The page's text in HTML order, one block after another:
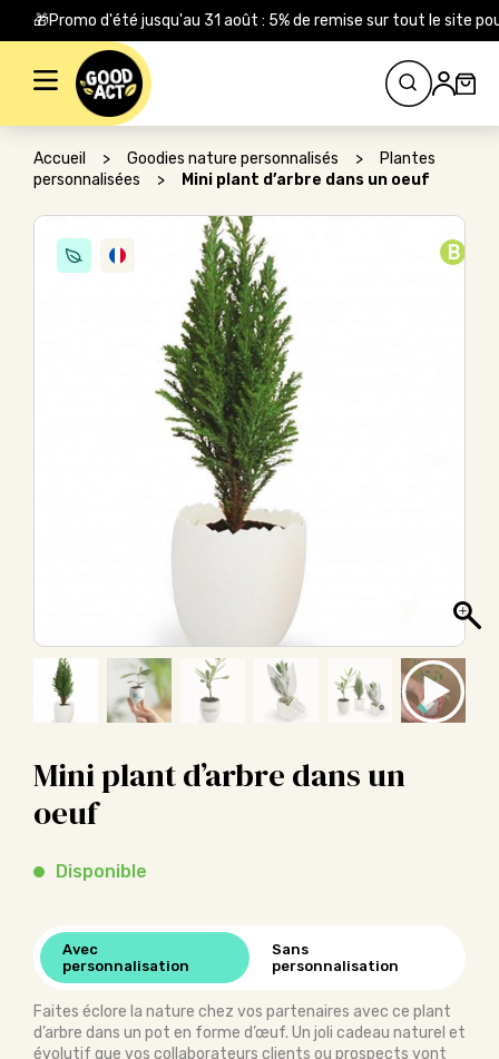
🎁Promo d'été jusqu'au 31 août : 5% de remise sur tout le site
Rechercher :
Accueil > Goodies nature personnalisés >
Plantes
personnalisées
> Mini plant d’arbre dans un oeuf
B
Mini plant d’arbre dans un
oeuf
Disponible
Avec
personnalisation
Sans
personnalisation
Faites éclore la nature chez vos partenaires avec ce plant
d’arbre dans un pot en forme d’œuf. Un joli cadeau naturel et
évolutif que vos collaborateurs clients ou prospects vont